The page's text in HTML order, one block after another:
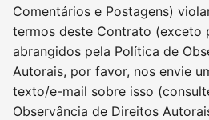
Comentários e Postagens)
termos deste Contrato (exceto
abrangidos pela Política de
Autorais, por favor, nos envie
texto/e-mail sobre isso
Observância de Direitos